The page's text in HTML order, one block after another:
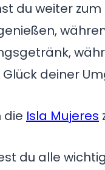
du weiter
deiner
die Isla Mujeres
du alle